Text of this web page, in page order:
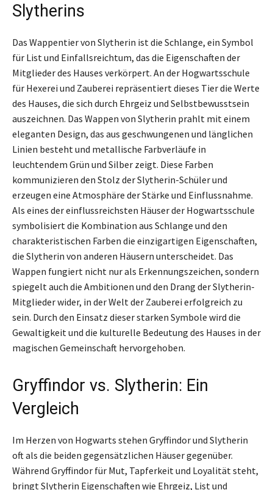
Slytherins
Das Wappentier von Slytherin ist die Schlange, ein Symbol
für List und Einfallsreichtum, das die Eigenschaften der
Mitglieder des Hauses verkörpert. An der Hogwartsschule
für Hexerei und Zauberei repräsentiert dieses Tier die Werte
des Hauses, die sich durch Ehrgeiz und Selbstbewusstsein
auszeichnen. Das Wappen von Slytherin prahlt mit einem
eleganten Design, das aus geschwungenen und länglichen
Linien besteht und metallische Farbverläufe in
leuchtendem Grün und Silber zeigt. Diese Farben
kommunizieren den Stolz der Slytherin-Schüler und
erzeugen eine Atmosphäre der Stärke und Einflussnahme.
Als eines der einflussreichsten Häuser der Hogwartsschule
symbolisiert die Kombination aus Schlange und den
charakteristischen Farben die einzigartigen Eigenschaften,
die Slytherin von anderen Häusern unterscheidet. Das
Wappen fungiert nicht nur als Erkennungszeichen, sondern
spiegelt auch die Ambitionen und den Drang der Slytherin-
Mitglieder wider, in der Welt der Zauberei erfolgreich zu
sein. Durch den Einsatz dieser starken Symbole wird die
Gewaltigkeit und die kulturelle Bedeutung des Hauses in der
magischen Gemeinschaft hervorgehoben.
Gryffindor vs. Slytherin: Ein
Vergleich
Im Herzen von Hogwarts stehen Gryffindor und Slytherin
oft als die beiden gegensätzlichen Häuser gegenüber.
Während Gryffindor für Mut, Tapferkeit und Loyalität steht,
bringt Slytherin Eigenschaften wie Ehrgeiz, List und